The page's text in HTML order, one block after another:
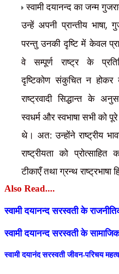
स्वामी दयानन्द का जन्म
उन्हें अपनी प्रान्तीय भाषा,
परन्तु उनकी दृष्टि में केवल
वे सम्पूर्ण राष्ट्र के
दृष्टिकोण संकुचित न होकर
राष्ट्रवादी सिद्धान्त के
स्वधर्म और स्वभाषा सभी को
थे। अत: उन्होंने राष्ट्रीय
राष्ट्रीयता को
टीकाएँ तथा ग्रन्थ राष्ट्रभाषा
Also Read....
स्वामी दयानन्द सरस्वती के
स्वामी दयानन्द सरस्वती के
स्वामी दयानंद सरस्वती जीवन-परिचय